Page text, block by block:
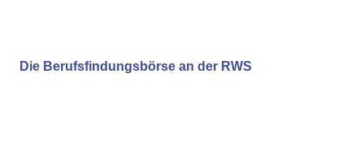
Die Berufsfindungsbörse an der RWS